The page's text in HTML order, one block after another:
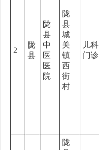
2
陇
县
陇
县
中
医
医
院
陇
县
城
关
镇
西
街
村
儿科
门诊
陇